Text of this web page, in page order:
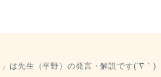
は先生（平野）の発言・解説です(´∇｀)